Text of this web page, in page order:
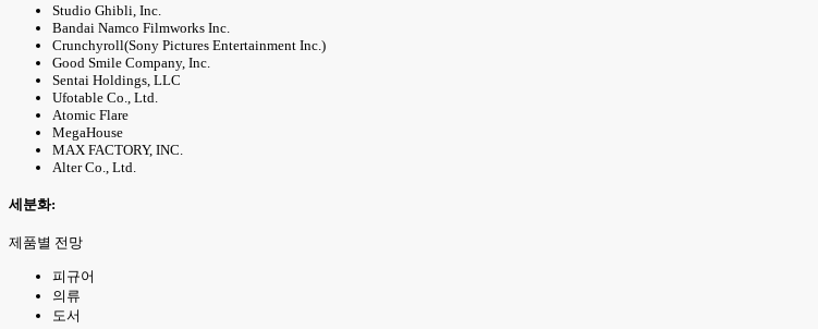
Studio Ghibli, Inc.
Bandai Namco Filmworks Inc.
Crunchyroll(Sony Pictures Entertainment Inc.)
Good Smile Company, Inc.
Sentai Holdings, LLC
Ufotable Co., Ltd.
Atomic Flare
MegaHouse
MAX FACTORY, INC.
Alter Co., Ltd.
세분화:
제품별 전망
피규어
의류
도서